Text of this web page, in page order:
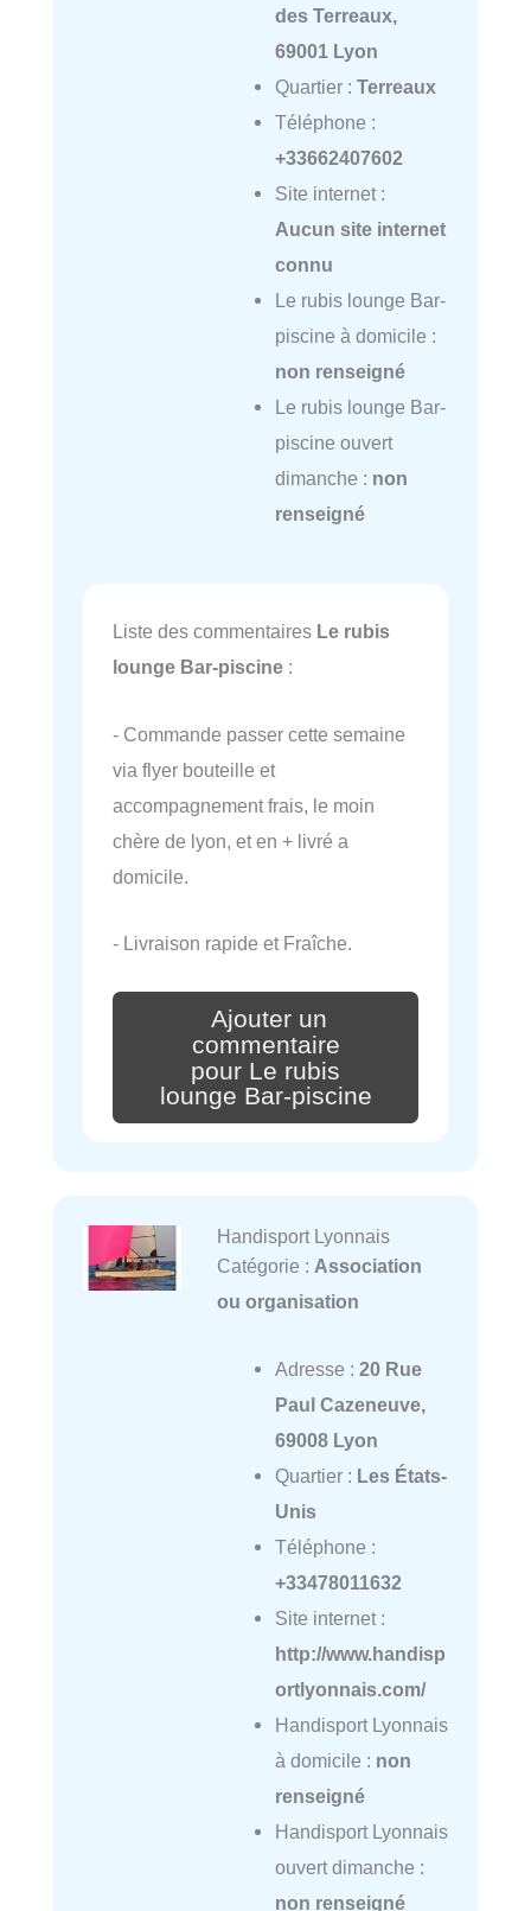
des Terreaux,
69001 Lyon
Quartier : Terreaux
Téléphone :
+33662407602
Site internet :
Aucun site internet
connu
Le rubis lounge Bar-
piscine à domicile :
non renseigné
Le rubis lounge Bar-
piscine ouvert
dimanche : non
renseigné
Liste des commentaires Le rubis
lounge Bar-piscine :
- Commande passer cette semaine
via flyer bouteille et
accompagnement frais, le moin
chère de lyon, et en + livré a
domicile.
- Livraison rapide et Fraîche.
Ajouter un
commentaire
pour Le rubis
lounge Bar-piscine
Handisport Lyonnais
Catégorie : Association
ou organisation
Adresse : 20 Rue
Paul Cazeneuve,
69008 Lyon
Quartier : Les États-
Unis
Téléphone :
+33478011632
Site internet :
http://www.handisp
ortlyonnais.com/
Handisport Lyonnais
à domicile : non
renseigné
Handisport Lyonnais
ouvert dimanche :
non renseigné